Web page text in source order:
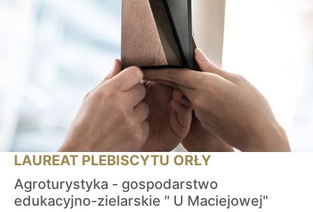
LAUREAT PLEBISCYTU ORŁY
Agroturystyka - gospodarstwo
edukacyjno-zielarskie " U Maciejowej"